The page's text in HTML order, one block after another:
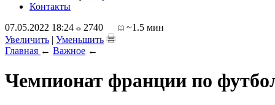
Контакты
07.05.2022 18:24
2740
~1.5 мин
Увеличить | Уменьшить
Главная ← Важное ←
Чемпионат франции по